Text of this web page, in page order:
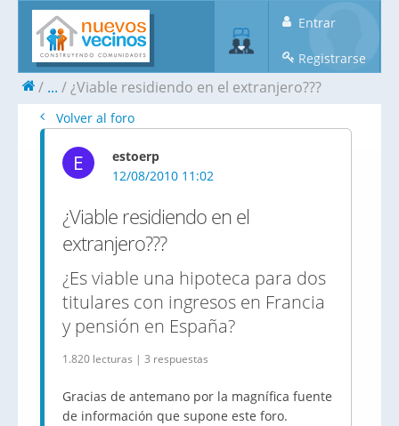
Entrar
Registrarse
... ¿Viable residiendo en el extranjero???
Volver al foro
E
estoerp
12/08/2010 11:02
¿Viable residiendo en el
extranjero???
¿Es viable una hipoteca para dos
titulares con ingresos en Francia
y pensión en España?
1.820 lecturas | 3 respuestas
Gracias de antemano por la magnífica fuente
de información que supone este foro.